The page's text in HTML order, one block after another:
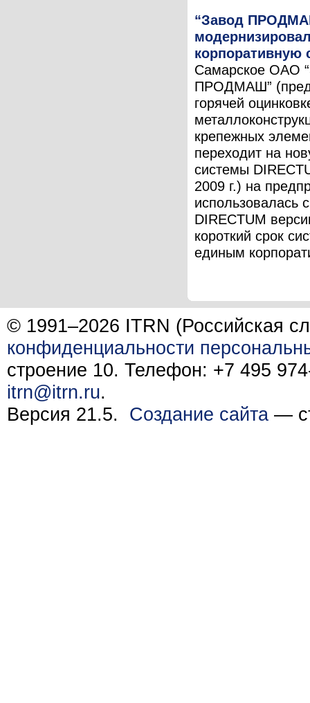
“Завод
корпоративную
Самарское ОАО
ПРОДМАШ”
горячей
крепежных
переходит на
системы
2009 г.) на
использовалась
DIRECTUM
короткий срок
единым
© 1991–2026 ITRN (Российская
конфиденциальности
строение 10. Телефон: +7 495
itrn@itrn.ru.
Версия 21.5. Создание сайта —